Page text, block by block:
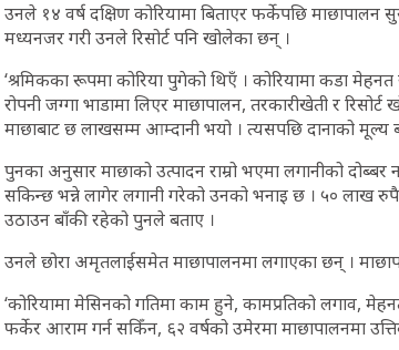
उनले १४ वर्ष दक्षिण कोरियामा बिताएर फर्केपछि
मध्यनजर गरी उनले रिसोर्ट पनि खोलेका छन् ।
‘श्रमिकका रूपमा कोरिया पुगेको थिएँ । कोरियामा कडा
रोपनी जग्गा भाडामा लिएर माछापालन, तरकारीखेती र
माछाबाट छ लाखसम्म आम्दानी भयो । त्यसपछि दानाको मूल्य
पुनका अनुसार माछाको उत्पादन राम्रो भएमा लगानीको
सकिन्छ भन्ने लागेर लगानी गरेको उनको भनाइ छ । ५० लाख
उठाउन बाँकी रहेको पुनले बताए ।
उनले छोरा अमृतलाईसमेत माछापालनमा लगाएका छन् ।
‘कोरियामा मेसिनको गतिमा काम हुने, कामप्रतिको लगाव,
फर्केर आराम गर्न सकिँन, ६२ वर्षको उमेरमा माछापालनमा